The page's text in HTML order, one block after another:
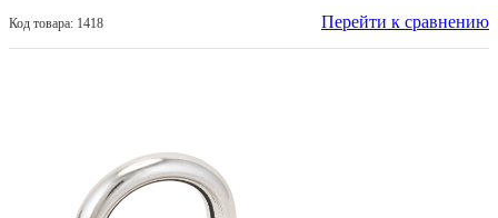
Код товара: 1418 Перейти к сравнению